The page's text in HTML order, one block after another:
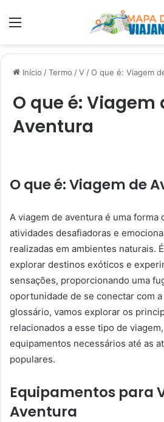
Menu
Início /Termo /V /O que é: Viagem
O que é: Viagem
Aventura
O que é: Viagem de
A viagem de aventura é uma
atividades desafiadoras e
realizadas em ambientes naturais.
explorar destinos exóticos e
sensações, proporcionando uma
oportunidade de se conectar com
glossário, vamos explorar os
relacionados a esse tipo de
equipamentos necessários até as
populares.
Equipamentos para
Aventura